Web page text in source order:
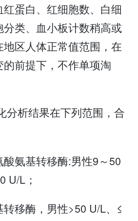
蛋白、红细胞数、白细
类、血小板计数稍高或
区人体正常值范围，在
前提下，不作单项淘
分析结果在下列范围，合
酸氨基转移酶:男性9～50
U/L；
移酶，男性>50 U/L、≤